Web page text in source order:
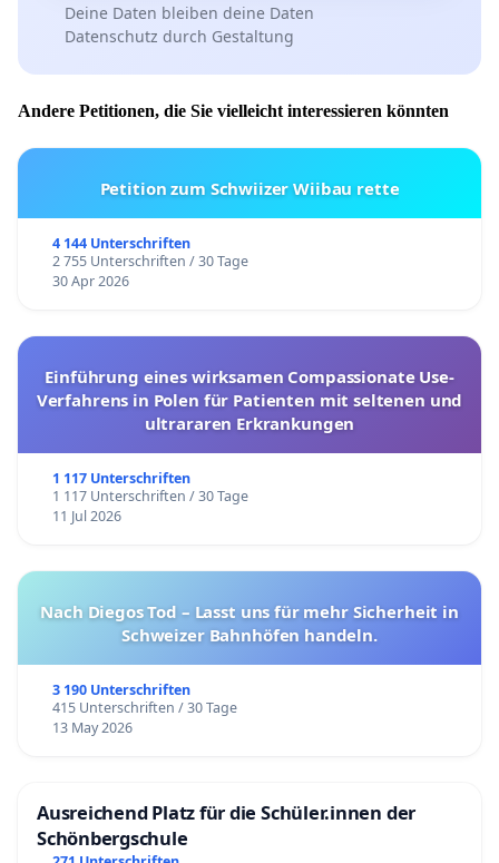
Deine Daten bleiben deine Daten
Datenschutz durch Gestaltung
Andere Petitionen, die Sie vielleicht interessieren könnten
Petition zum Schwiizer Wiibau rette
4 144 Unterschriften
2 755 Unterschriften / 30 Tage
30 Apr 2026
Einführung eines wirksamen Compassionate Use-
Verfahrens in Polen für Patienten mit seltenen und
ultrararen Erkrankungen
1 117 Unterschriften
1 117 Unterschriften / 30 Tage
11 Jul 2026
Nach Diegos Tod – Lasst uns für mehr Sicherheit in
Schweizer Bahnhöfen handeln.
3 190 Unterschriften
415 Unterschriften / 30 Tage
13 May 2026
Ausreichend Platz für die Schüler.innen der
Schönbergschule